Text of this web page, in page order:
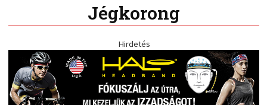
Jégkorong
Hirdetés